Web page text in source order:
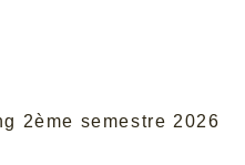
2ème semestre 2026